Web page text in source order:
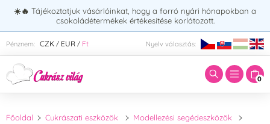
☀️🔥 Tájékoztatjuk vásárlóinkat, hogy a forró nyári hónapokban a
csokoládétermékek értékesítése korlátozott.
Pénznem: CZK / EUR / Ft Nyelv választás:
0
Adja meg a keresett kifejezést:
Főoldal Cukrászati eszközök
Modellezési segédeszközök